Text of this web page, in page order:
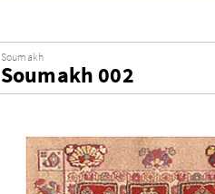
Soumakh
Soumakh 002